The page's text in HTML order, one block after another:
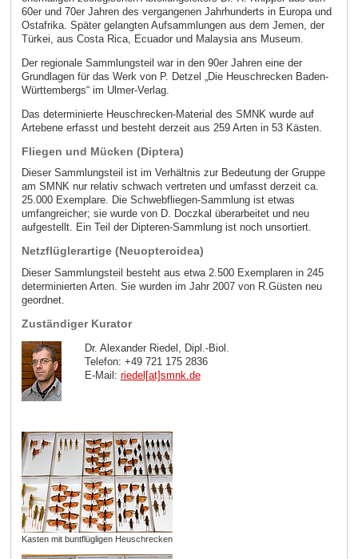
60er und 70er Jahren des vergangenen Jahrhunderts in Europa und
Ostafrika. Später gelangten Aufsammlungen aus dem Jemen, der
Türkei, aus Costa Rica, Ecuador und Malaysia ans Museum.
Der regionale Sammlungsteil war in den 90er Jahren eine der
Grundlagen für das Werk von P. Detzel „Die Heuschrecken Baden-
Württembergs“ im Ulmer-Verlag.
Das determinierte Heuschrecken-Material des SMNK wurde auf
Artebene erfasst und besteht derzeit aus 259 Arten in 53 Kästen.
Fliegen und Mücken (Diptera)
Dieser Sammlungsteil ist im Verhältnis zur Bedeutung der Gruppe
am SMNK nur relativ schwach vertreten und umfasst derzeit ca.
25.000 Exemplare. Die Schwebfliegen-Sammlung ist etwas
umfangreicher; sie wurde von D. Doczkal überarbeitet und neu
aufgestellt. Ein Teil der Dipteren-Sammlung ist noch unsortiert.
Netzflüglerartige (Neuopteroidea)
Dieser Sammlungsteil besteht aus etwa 2.500 Exemplaren in 245
determinierten Arten. Sie wurden im Jahr 2007 von R.Güsten neu
geordnet.
Zuständiger Kurator
Dr. Alexander Riedel, Dipl.-Biol.
Telefon: +49 721 175 2836
E-Mail: riedel[at]smnk de
Kasten mit buntflügligen Heuschrecken